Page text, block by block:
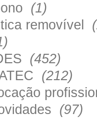
(1)
removível
(452)
(212)
(97)